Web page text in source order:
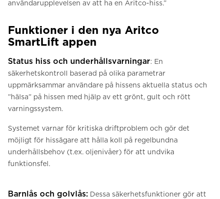
användarupplevelsen av att ha en Aritco-hiss.”
Funktioner i den nya Aritco
SmartLift appen
Status hiss och underhållsvarningar: En
säkerhetskontroll baserad på olika parametrar
uppmärksammar användare på hissens aktuella status och
”hälsa” på hissen med hjälp av ett grönt, gult och rött
varningssystem.
Systemet varnar för kritiska driftproblem och gör det
möjligt för hissägare att hålla koll på regelbundna
underhållsbehov (t.ex. oljenivåer) för att undvika
funktionsfel.
Barnlås och golvlås: Dessa säkerhetsfunktioner gör att